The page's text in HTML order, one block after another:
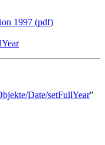
1997 (pdf)
Date/setFullYear"